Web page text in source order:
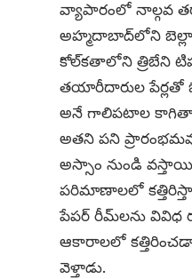
వ్యాపారంలో నాల్గవ
అహ్మదాబాద్‌లోని
కోల్‌కతాలోని త్రిబేని
తయారీదారుల పేర్లతో
అనే గాలిపటాల
అతని పని
అస్సాం నుండి
పరిమాణాలలో
పేపర్ రీమ్‌లను
ఆకారాలలో
వెళ్తాడు.